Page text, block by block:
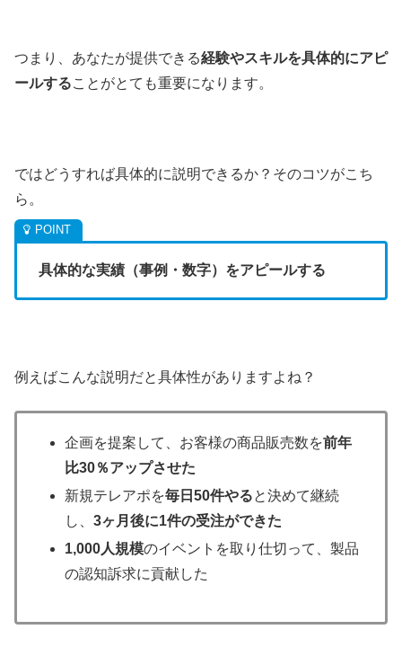
つまり、あなたが提供できる経験やスキルを具体的にアピ
ールすることがとても重要になります。
ではどうすれば具体的に説明できるか？そのコツがこち
ら。
具体的な実績（事例・数字）をアピールする
例えばこんな説明だと具体性がありますよね？
企画を提案して、お客様の商品販売数を前年
比30％アップさせた
新規テレアポを毎日50件やると決めて継続
し、3ヶ月後に1件の受注ができた
1,000人規模のイベントを取り仕切って、製品
の認知訴求に貢献した